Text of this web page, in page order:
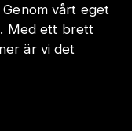
vårt eget
Med ett brett
är vi det